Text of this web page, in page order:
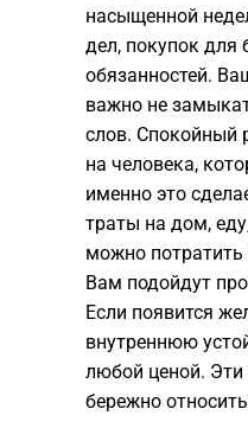
насыщенной
дел, покупок для
обязанностей.
важно не
слов. Спокойный
на человека,
именно это
траты на дом,
можно потратить
Вам подойдут
Если появится
внутреннюю
любой ценой. Эти
бережно